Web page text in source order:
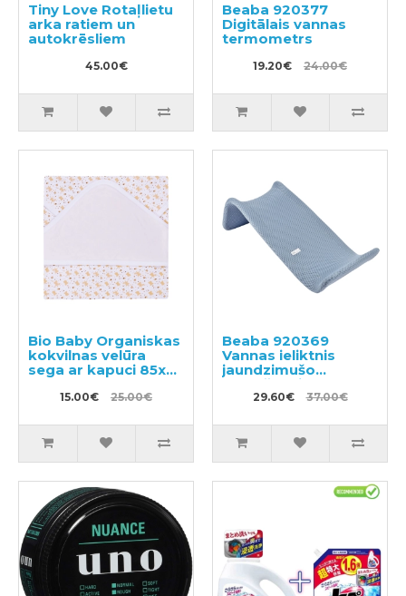
Tiny Love Rotaļlietu
arka ratiem un
autokrēsliem
45.00€
Beaba 920377
Digitālais vannas
termometrs
19.20€ 24.00€
Bio Baby Organiskas
kokvilnas velūra
sega ar kapuci 85x85
15.00€ 25.00€
Beaba 920369
Vannas ieliktnis
jaundzimušo
peldēšanai
29.60€ 37.00€